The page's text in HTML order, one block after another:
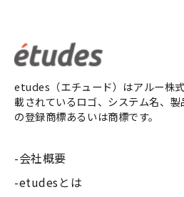
etudes（エチュード）はアルー株
載されているロゴ、システム名、
の登録商標あるいは商標です。
会社概要
etudesとは